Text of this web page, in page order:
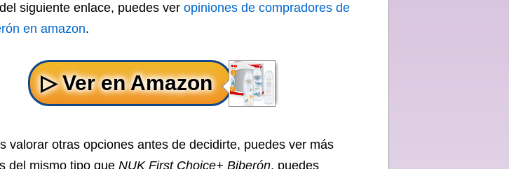
siguiente enlace, puedes ver opiniones de compradores de
en amazon.
valorar otras opciones antes de decidirte, puedes ver más
del mismo tipo que NUK First Choice+ Biberón, puedes